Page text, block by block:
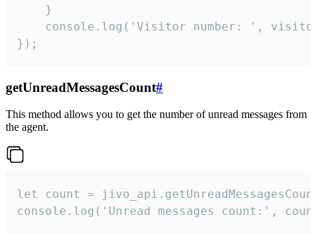
    }
console.log('Visitor number: ',
});
getUnreadMessagesCount#
This method allows you to get the number of unread messages from
the agent.
let count =
console.log('Unread messages count:',